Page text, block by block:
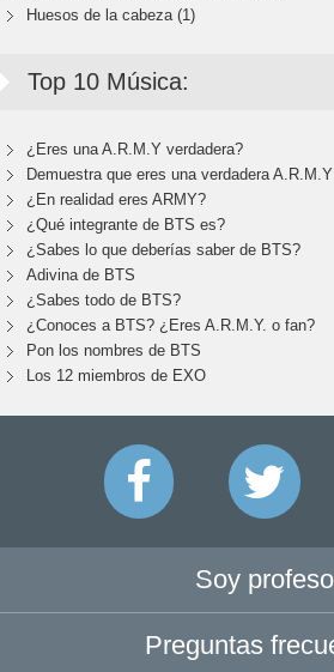
Huesos de la cabeza (1)
Top 10 Música:
¿Eres una A.R.M.Y verdadera?
Demuestra que eres una verdadera A.R.M.Y
¿En realidad eres ARMY?
¿Qué integrante de BTS es?
¿Sabes lo que deberías saber de BTS?
Adivina de BTS
¿Sabes todo de BTS?
¿Conoces a BTS? ¿Eres A.R.M.Y. o fan?
Pon los nombres de BTS
Los 12 miembros de EXO
Soy
Preguntas